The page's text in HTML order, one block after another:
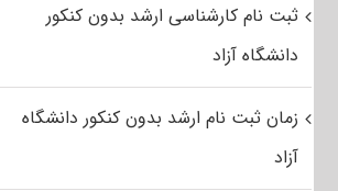
ثبت نام کارشناسی ارشد بدون کنکور
دانشگاه آزاد
زمان ثبت نام ارشد بدون کنکور دانشگاه
آزاد